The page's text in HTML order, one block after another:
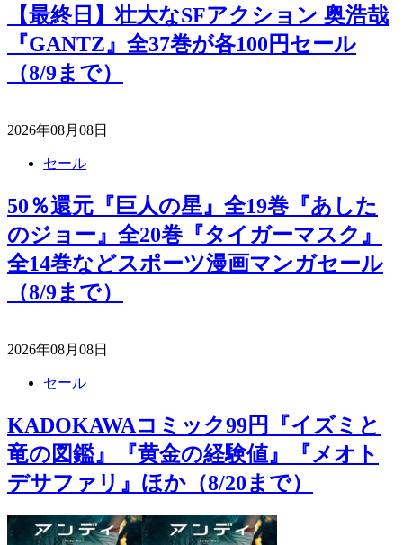
【最終日】壮大なSFアクション 奥浩哉
『GANTZ』全37巻が各100円セール
（8/9まで）
2026年08月08日
セール
50％還元『巨人の星』全19巻『あした
のジョー』全20巻『タイガーマスク』
全14巻などスポーツ漫画マンガセール
（8/9まで）
2026年08月08日
セール
KADOKAWAコミック99円『イズミと
竜の図鑑』『黄金の経験値』『メオト
デサファリ』ほか（8/20まで）